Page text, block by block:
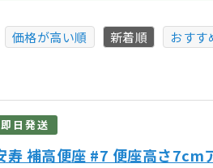
価格が高い順 新着順 おすす
即日発送
寿 補高便座 #7 便座高さ